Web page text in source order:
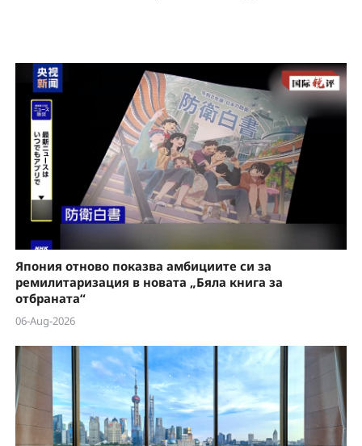
Япония отново показва амбициите си за
ремилитаризация в новата „Бяла книга за
отбраната“
06-Aug-2026